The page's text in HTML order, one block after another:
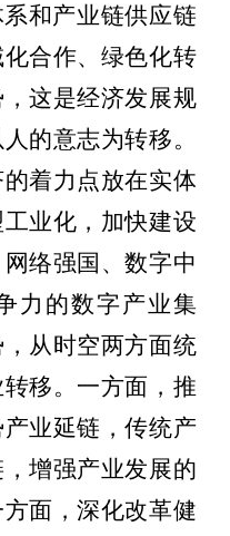
和产业链供应链
合作、绿色化转
这是经济发展规
的意志为转移。
着力点放在实体
业化，加快建设
络强国、数字中
力的数字产业集
从时空两方面统
移。一方面，推
业延链，传统产
增强产业发展的
面，深化改革健